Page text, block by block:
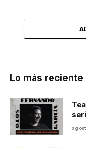
Lo más reciente